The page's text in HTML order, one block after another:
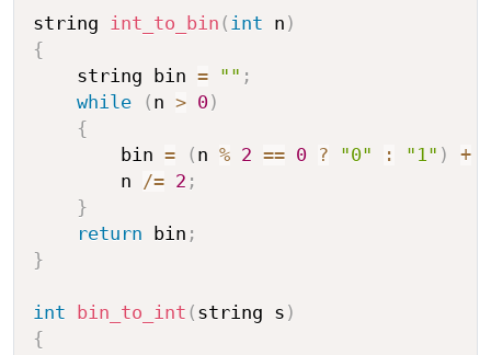
string int_to_bin ( int n )
{
    string bin
= "" ;
while
( n > 0)
{
        bin
= ( n % 2 == 0 ? "0" : "1" ) +
        n
/= 2 ;
}
return bin ;
}
int bin_to_int ( string s )
{